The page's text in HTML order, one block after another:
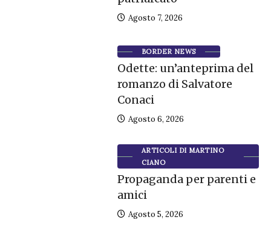
Agosto 7, 2026
BORDER NEWS
Odette: un’anteprima del
romanzo di Salvatore
Conaci
Agosto 6, 2026
ARTICOLI DI MARTINO
CIANO
Propaganda per parenti e
amici
Agosto 5, 2026